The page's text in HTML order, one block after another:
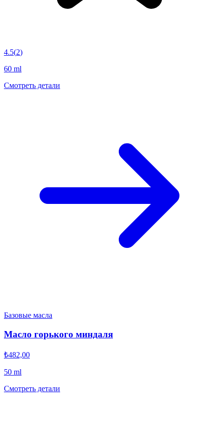
4.5(2)
60 ml
Смотреть детали
Базовые масла
Масло горького миндаля
₺482,00
50 ml
Смотреть детали